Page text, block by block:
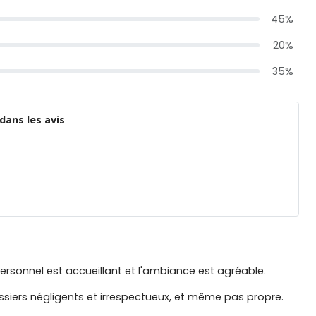
45%
20%
35%
les avis
est accueillant et l'ambiance est agréable.
négligents et irrespectueux, et même pas propre.